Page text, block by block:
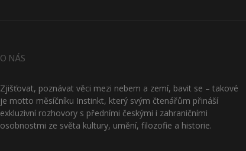
O NÁS
Zjišťovat, poznávat věci mezi nebem a zemí, bavit se – takové
je motto měsíčníku Instinkt, který svým čtenářům přináší
exkluzivní rozhovory s předními českými i zahraničními
osobnostmi ze světa kultury, umění, filozofie a historie.